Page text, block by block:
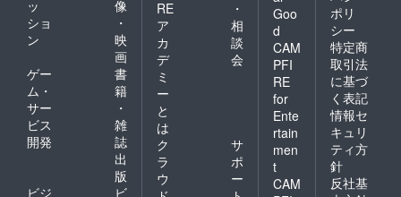
ッ
ショ
ン
像
・
映
画
ゲー
ム・
サー
ビス
開発
書
籍
・
雑
誌
出
版
ビジ
ビ
RE
ア
カ
デ
ミ
ー
と
は
・
相
談
会
ク
ラ
ウ
サ
ポ
ー
Goo
d
CAM
PFI
RE
for
Ente
rtain
men
t
CAM
ポリ
シー
特定商
取引法
に基づ
く表記
情報セ
キュリ
ティ方
針
反社基